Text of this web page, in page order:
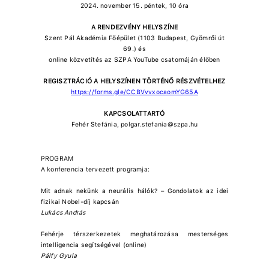
2024. november 15. péntek, 10 óra
A RENDEZVÉNY HELYSZÍNE
Szent Pál Akadémia Főépület (1103 Budapest, Gyömrői út
69.) és
online közvetítés az SZPA YouTube csatornáján élőben
REGISZTRÁCIÓ A HELYSZÍNEN TÖRTÉNŐ RÉSZVÉTELHEZ
https://forms.gle/CCBVvvxocaomYG65A
KAPCSOLATTARTÓ
Fehér Stefánia, polgar.stefania@szpa.hu
PROGRAM
A konferencia tervezett programja:
Mit adnak nekünk a neurális hálók? – Gondolatok az idei
fizikai Nobel-díj kapcsán
Lukács András
Fehérje térszerkezetek meghatározása mesterséges
intelligencia segítségével (online)
Pálfy Gyula